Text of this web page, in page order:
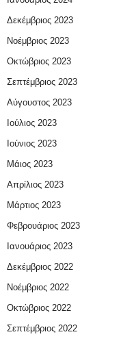
Δεκέμβριος 2023
Νοέμβριος 2023
Οκτώβριος 2023
Σεπτέμβριος 2023
Αύγουστος 2023
Ιούλιος 2023
Ιούνιος 2023
Μάιος 2023
Απρίλιος 2023
Μάρτιος 2023
Φεβρουάριος 2023
Ιανουάριος 2023
Δεκέμβριος 2022
Νοέμβριος 2022
Οκτώβριος 2022
Σεπτέμβριος 2022